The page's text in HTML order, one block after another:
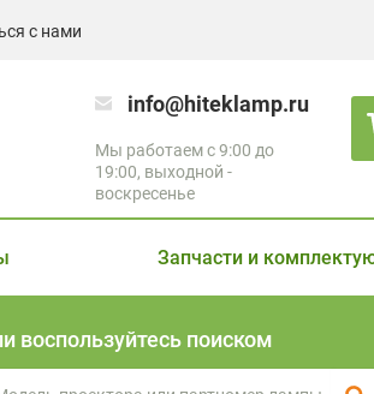
с нами
info@hiteklamp.ru
Мы работаем с 9:00 до
19:00, выходной -
воскресенье
Запчасти и
воспользуйтесь поиском